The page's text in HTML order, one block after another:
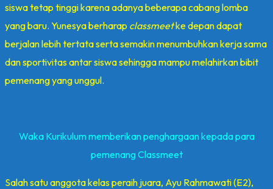
siswa tetap tinggi karena adanya beberapa cabang lomba
yang baru. Yunesya berharap classmeetke depan dapat
berjalan lebih tertata serta semakin menumbuhkan kerja sama
dan sportivitas antar siswa sehingga mampu melahirkan bibit
pemenang yang unggul.
Waka Kurikulum memberikan penghargaan kepada para
pemenang Classmeet
Salah satu anggota kelas peraih juara, Ayu Rahmawati (E2),